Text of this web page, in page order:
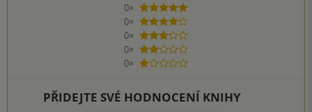
0×
5 hvězdiček
0×
4 hvězdičky
0×
3 hvězdičky
0×
2 hvězdičky
0×
1 hvezdička
PŘIDEJTE SVÉ HODNOCENÍ KNIHY